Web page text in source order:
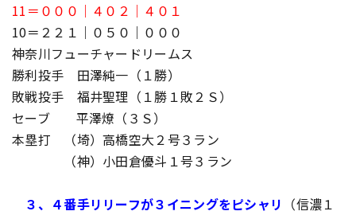
11＝０００｜４０２｜４０１
10＝２２１｜０５０｜０００
神奈川フューチャードリームス
勝利投手 田澤純一（１勝）
敗戦投手 福井聖理（１勝１敗２Ｓ）
セーブ 平澤燎（３Ｓ）
本塁打 （埼）高橋空大２号３ラン
（神）小田倉優斗１号３ラン
３、４番手リリーフが３イニングをピシャリ （信濃１